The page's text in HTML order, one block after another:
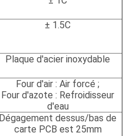
± 1.5C
Plaque d'acier inoxydable
Four d'air : Air forcé ;
Four d'azote : Refroidisseur
d'eau
Dégagement dessus/bas de
carte PCB est 25mm